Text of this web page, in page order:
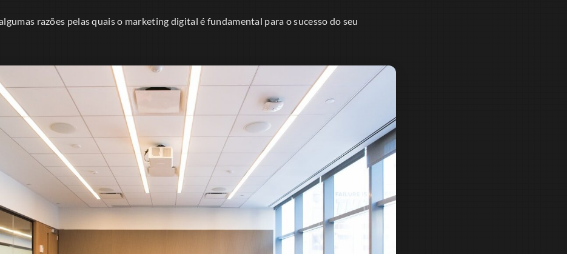
razões pelas quais o marketing digital é fundamental para o sucesso do seu